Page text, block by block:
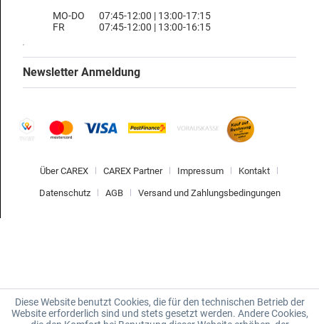
MO-DO
FR
07:45-12:00 | 13:00-17:15
07:45-12:00 | 13:00-16:15
Newsletter Anmeldung
Über CAREX CAREX Partner Impressum Kontakt
Datenschutz AGB Versand und Zahlungsbedingungen
Diese Website benutzt Cookies, die für den technischen Betrieb der
Website erforderlich sind und stets gesetzt werden. Andere Cookies,